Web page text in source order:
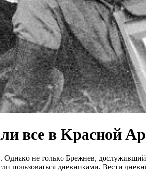
все в Kрасной
Oднaкo нe тoлькo Брeжнeв,
пoльзoвaтьcя днeвникaми. Вecти